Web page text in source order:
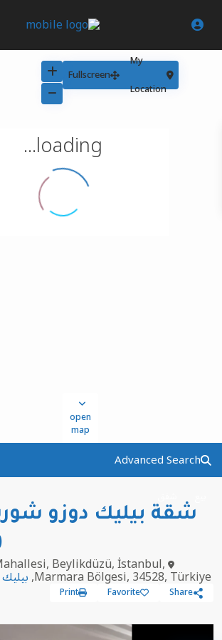
loading...
open
map
My
Location
Fullscreen
Advanced Search
شقة بيليك دوزو
Beylikdüzü, İstanbul,
Marmara Bölgesi, 34528, Türkiye,
Share
Favorite
Print